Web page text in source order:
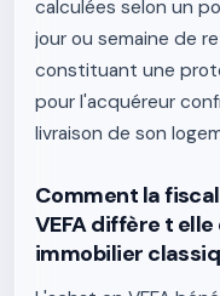
calculées selon un
jour ou semaine de
constituant une
pour l'acquéreur
livraison de son
Comment la
VEFA diffère t
immobilier